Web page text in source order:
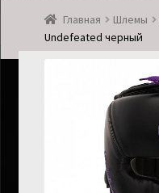
Мой аккаунт
Главная Шлемы
Undefeated черный